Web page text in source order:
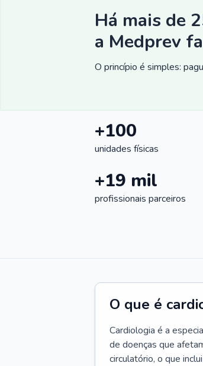
Há mais de
a Medprev
O princípio é simples:
+100
unidades físicas
+19 mil
profissionais parceiros
O que é
Cardiologia é a
de doenças que
circulatório, o que